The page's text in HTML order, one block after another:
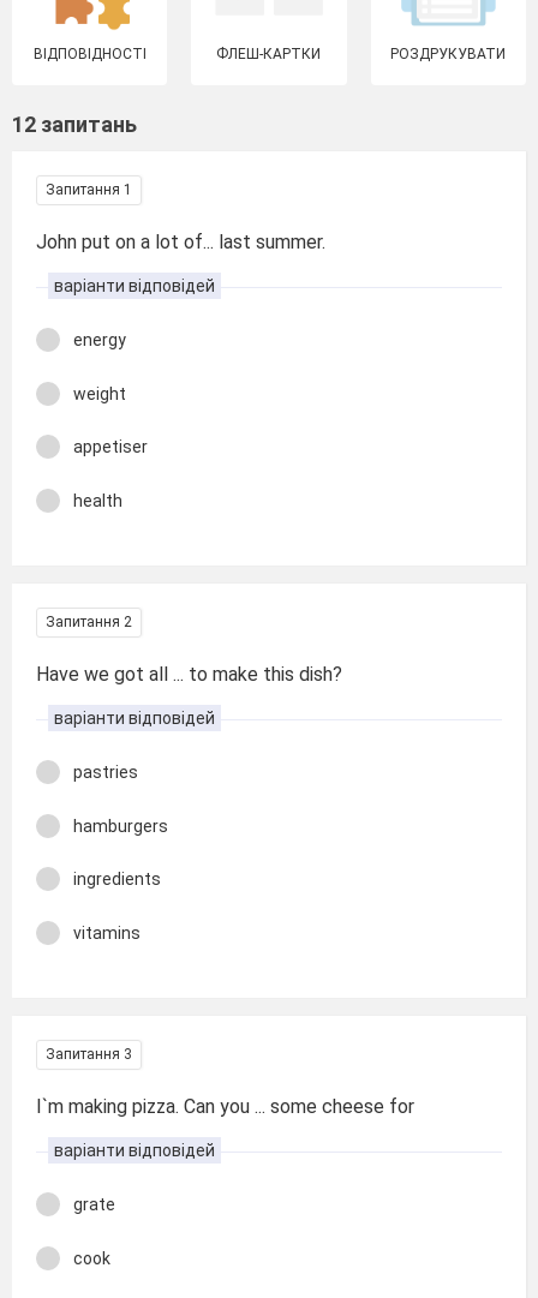
ВІДПОВІДНОСТІ ФЛЕШ-КАРТКИ РОЗДРУКУВАТИ
12 запитань
Запитання 1
John put on a lot of... last summer.
варіанти відповідей
energy
weight
appetiser
health
Запитання 2
Have we got all ... to make this dish?
варіанти відповідей
pastries
hamburgers
ingredients
vitamins
Запитання 3
I`m making pizza. Can you ... some cheese for
варіанти відповідей
grate
cook